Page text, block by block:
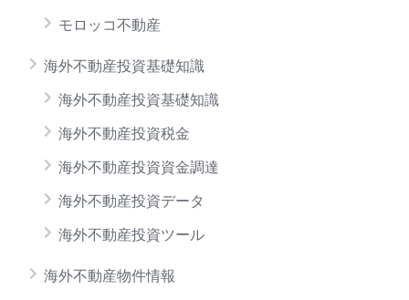
モロッコ不動産
海外不動産投資基礎知識
海外不動産投資基礎知識
海外不動産投資税金
海外不動産投資資金調達
海外不動産投資データ
海外不動産投資ツール
海外不動産物件情報